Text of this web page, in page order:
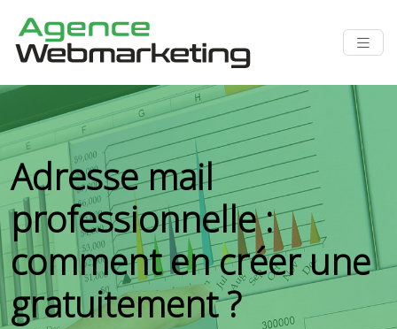
Adresse mail
professionnelle :
comment en créer une
gratuitement ?